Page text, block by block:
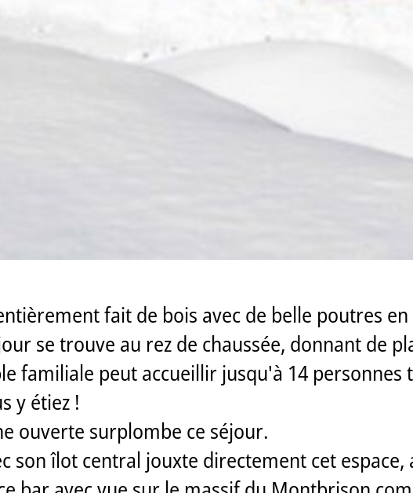
fait de bois avec de belle poutres en
se trouve au rez de chaussée, donnant de
familiale peut accueillir jusqu'à 14
y étiez !
ouverte surplombe ce séjour.
son îlot central jouxte directement cet